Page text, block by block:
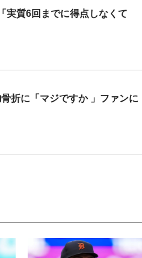
実質6回までに得点しなくて
折に「マジですか 」ファンに